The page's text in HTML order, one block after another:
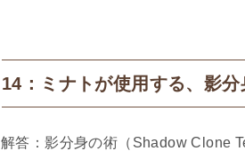
14：ミナトが使用する、影
解答：影分身の術（Shadow Clone